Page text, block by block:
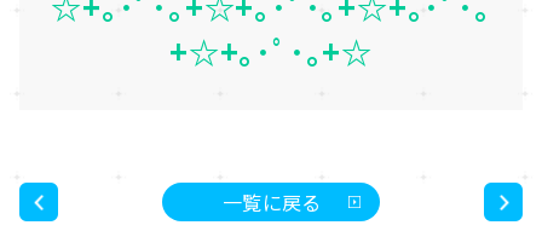
+☆+｡･ﾟ･｡+☆
一覧に戻る